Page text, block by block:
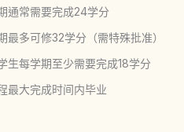
通常需要完成24学分
最多可修32学分（需特殊批准）
生每学期至少需要完成18学分
最大完成时间内毕业